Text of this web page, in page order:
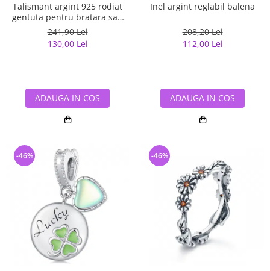
Talismant argint 925 rodiat
gentuta pentru bratara sau
lant
241,90 Lei
130,00 Lei
ADAUGA IN COS
Inel argint reglabil balena
208,20 Lei
112,00 Lei
ADAUGA IN COS
-46% -46%